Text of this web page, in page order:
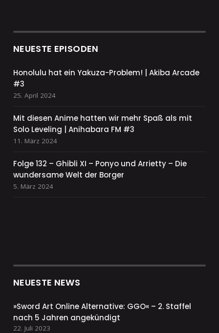
NEUESTE EPISODEN
Honolulu hat ein Yakuza-Problem! | Akiba Arcade
#3
25. April 2024
Mit diesen Anime hatten wir mehr Spaß als mit
Solo Leveling | Anihabara FM #3
11. März 2024
Folge 132 – Ghibli XI – Ponyo und Arrietty – Die
wundersame Welt der Borger
5. März 2024
NEUESTE NEWS
»Sword Art Online Alternative: GGO« – 2. Staffel
nach 5 Jahren angekündigt
22. Juli 2023